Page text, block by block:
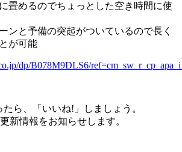
畳めるのでちょっとした空き時間に使
ンと予備の突起がついているので長く
が可能
dp/B078M9DLS6/
ら、「いいね!」しましょう。
新情報をお知らせします。